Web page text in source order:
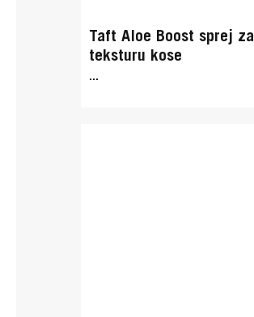
Taft Aloe Boost sprej za
teksturu kose
...